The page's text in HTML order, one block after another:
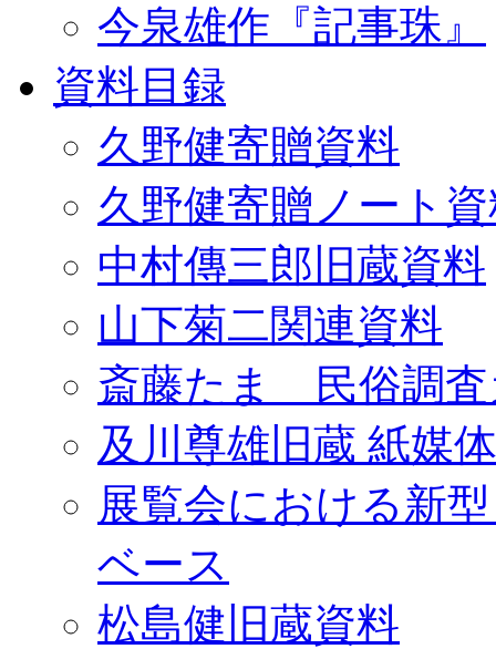
今泉雄作『記事珠』
資料目録
久野健寄贈資料
久野健寄贈ノート
中村傳三郎旧蔵資料
山下菊二関連資料
斎藤たま 民俗調査
及川尊雄旧蔵 紙媒
展覧会における新
ベース
松島健旧蔵資料